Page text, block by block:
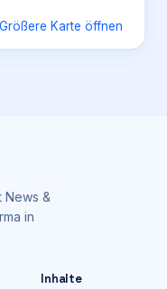
Größere Karte öffnen
News &
in
Inhalte